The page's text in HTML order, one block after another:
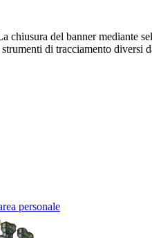
chiusura del banner mediante
di tracciamento diversi
personale